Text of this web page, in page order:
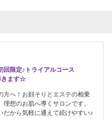
回限定♪トライアルコース
きます☆
方へ！お顔そりとエステの相乗
理想のお肌へ導くサロンです。
だから気軽に通えて続けやすい♪